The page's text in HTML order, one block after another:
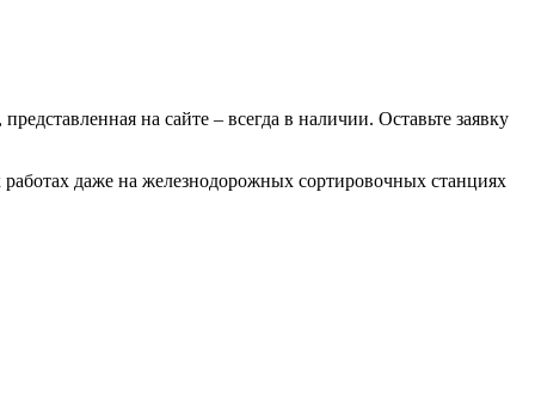
на сайте – всегда в наличии. Оставьте заявку
даже на железнодорожных сортировочных станциях